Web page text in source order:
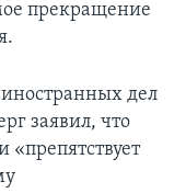
прекращение
дел
заявил, что
«препятствует